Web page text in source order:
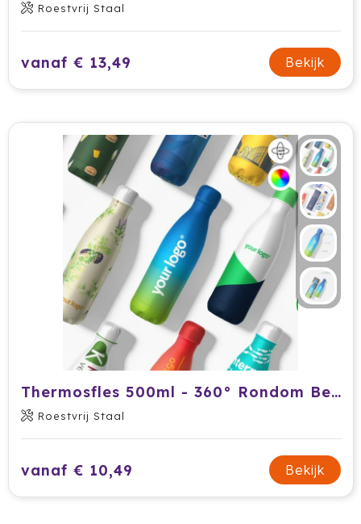
Cricket
Dopper
Elevate
Fitz Living
Fresh 'n Rebel
Fruit Of The Loom
Grundig
Gusta
HappyGlass
HappyTruffel
Igloo
Roestvrij Staal
vanaf € 13,49 Bekijk
Thermosfles 500ml - 360° Rondom Bedrukt (FC)
Roestvrij Staal
vanaf € 10,49 Bekijk